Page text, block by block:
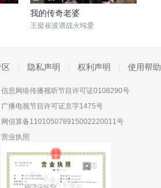
我的传奇老婆
王挺崔波谱战火纯爱
隐私声明 权利声明 使用帮助
信息网络传播视听节目许可证0108290号
广播电视节目许可证京字1475号
网信算备110105078915002220011号
营业执照